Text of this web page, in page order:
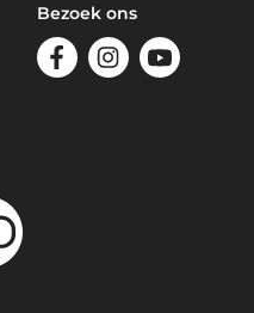
Bezoek ons